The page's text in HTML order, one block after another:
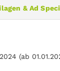
& Ad
2024 (ab